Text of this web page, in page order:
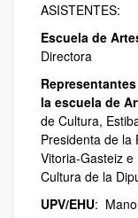
ASISTENTES:
Escuela de
Directora
la escuela de
de Cultura,
Presidenta de la
Vitoria-Gasteiz
Cultura de la
UPV/EHU: